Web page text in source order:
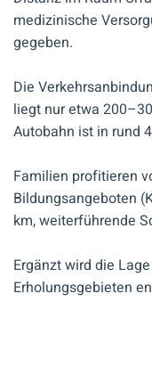
medizinische
gegeben.
Die
liegt nur etwa
Autobahn ist in rund
Familien profitieren
Bildungsangeboten
km, weiterführende
Ergänzt wird die
Erholungsgebieten